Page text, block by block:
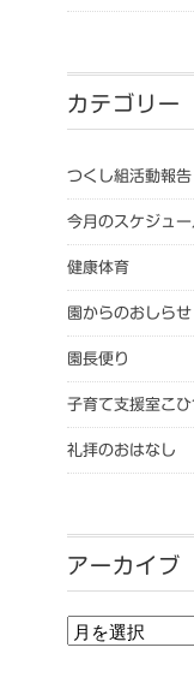
カテゴリー
つくし組活動報告
今月のスケジュー
健康体育
園からのおしらせ
園長便り
子育て支援室こひ
礼拝のおはなし
アーカイブ
アーカイブ